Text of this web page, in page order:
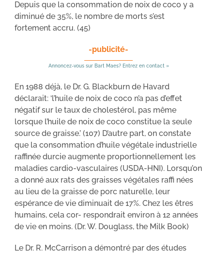
Depuis que la consommation de noix de coco y a
diminué de 35%, le nombre de morts s’est
fortement accru. (45)
-publicité-
Annoncez-vous sur Bart Maes? Entrez en contact »
En 1988 déjà, le Dr. G. Blackburn de Havard
déclarait: ‘l’huile de noix de coco n’a pas d’effet
négatif sur le taux de cholestérol, pas même
lorsque l’huile de noix de coco constitue la seule
source de graisse.’ (107) D’autre part, on constate
que la consommation d’huile végétale industrielle
raffinée durcie augmente proportionnellement les
maladies cardio-vasculaires (USDA-HNI). Lorsqu’on
a donné aux rats des graisses végétales raffi nées
au lieu de la graisse de porc naturelle, leur
espérance de vie diminuait de 17%. Chez les êtres
humains, cela cor- respondrait environ à 12 années
de vie en moins. (Dr. W. Douglass, the Milk Book)
Le Dr. R. McCarrison a démontré par des études